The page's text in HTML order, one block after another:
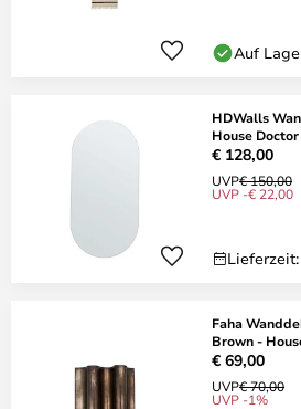
Auf
HDWalls
House Doctor
€ 128,00
UVP€ 150,00
UVP -€ 22,00
Faha
Brown -
€ 69,00
UVP€ 70,00
UVP -1%